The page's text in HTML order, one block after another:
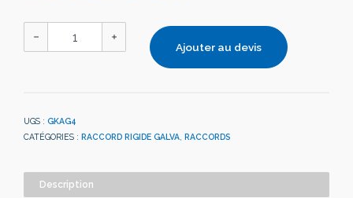
Ajouter au devis
UGS : GKAG4
CATÉGORIES : RACCORD RIGIDE GALVA RACCORDS
Description